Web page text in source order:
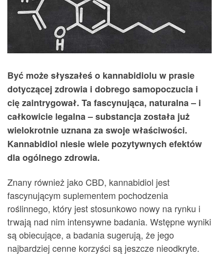
Być może słyszałeś o kannabidiolu w prasie
dotyczącej zdrowia i dobrego samopoczucia i
cię zaintrygował. Ta fascynująca, naturalna – i
całkowicie legalna – substancja została już
wielokrotnie uznana za swoje właściwości.
Kannabidiol niesie wiele pozytywnych efektów
dla ogólnego zdrowia.
Znany również jako CBD, kannabidiol jest
fascynującym suplementem pochodzenia
roślinnego, który jest stosunkowo nowy na rynku i
trwają nad nim intensywne badania. Wstępne wyniki
są obiecujące, a badania sugerują, że jego
najbardziej cenne korzyści są jeszcze nieodkryte.